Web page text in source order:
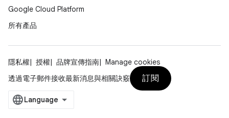
Google Cloud Platform
所有產品
隱私權 授權 品牌宣傳指南
Manage cookies
透過電子郵件接收最新消息與相關訣竅
訂閱